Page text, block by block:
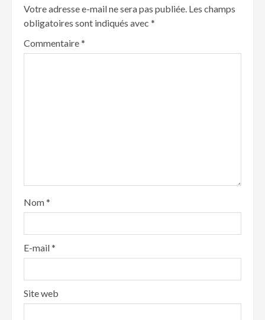
Votre adresse e-mail ne sera pas publiée. Les champs
obligatoires sont indiqués avec *
Commentaire*
Nom*
E-mail*
Site web